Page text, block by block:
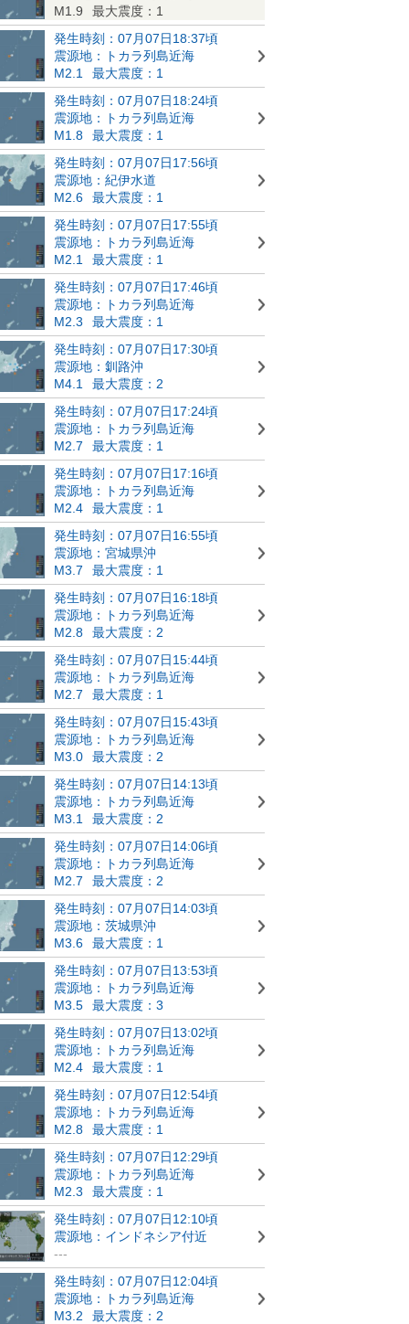
M1.9
最大震度：1
発生時刻：07月07日18:37頃
震源地：トカラ列島近海
M2.1
最大震度：1
発生時刻：07月07日18:24頃
震源地：トカラ列島近海
M1.8
最大震度：1
発生時刻：07月07日17:56頃
震源地：紀伊水道
M2.6
最大震度：1
発生時刻：07月07日17:55頃
震源地：トカラ列島近海
M2.1
最大震度：1
発生時刻：07月07日17:46頃
震源地：トカラ列島近海
M2.3
最大震度：1
発生時刻：07月07日17:30頃
震源地：釧路沖
M4.1
最大震度：2
発生時刻：07月07日17:24頃
震源地：トカラ列島近海
M2.7
最大震度：1
発生時刻：07月07日17:16頃
震源地：トカラ列島近海
M2.4
最大震度：1
発生時刻：07月07日16:55頃
震源地：宮城県沖
M3.7
最大震度：1
発生時刻：07月07日16:18頃
震源地：トカラ列島近海
M2.8
最大震度：2
発生時刻：07月07日15:44頃
震源地：トカラ列島近海
M2.7
最大震度：1
発生時刻：07月07日15:43頃
震源地：トカラ列島近海
M3.0
最大震度：2
発生時刻：07月07日14:13頃
震源地：トカラ列島近海
M3.1
最大震度：2
発生時刻：07月07日14:06頃
震源地：トカラ列島近海
M2.7
最大震度：2
発生時刻：07月07日14:03頃
震源地：茨城県沖
M3.6
最大震度：1
発生時刻：07月07日13:53頃
震源地：トカラ列島近海
M3.5
最大震度：3
発生時刻：07月07日13:02頃
震源地：トカラ列島近海
M2.4
最大震度：1
発生時刻：07月07日12:54頃
震源地：トカラ列島近海
M2.8
最大震度：1
発生時刻：07月07日12:29頃
震源地：トカラ列島近海
M2.3
最大震度：1
発生時刻：07月07日12:10頃
震源地：インドネシア付近
---
発生時刻：07月07日12:04頃
震源地：トカラ列島近海
M3.2
最大震度：2